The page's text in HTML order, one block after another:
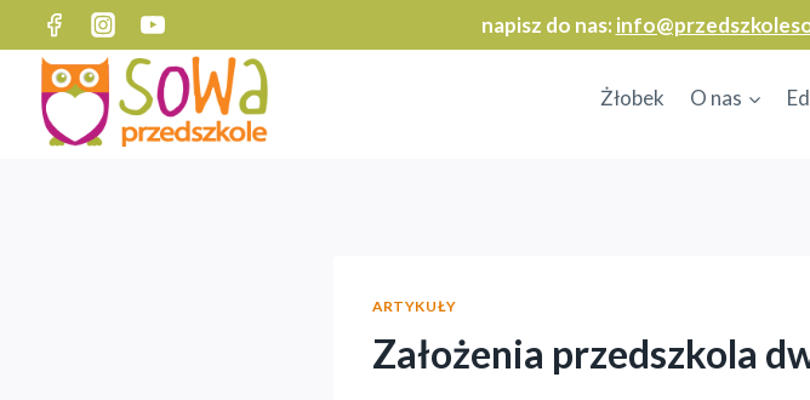
Przejdź
do
treści
napisz do nas:
Żłobek O nas
ARTYKUŁY
Założenia przedszkola